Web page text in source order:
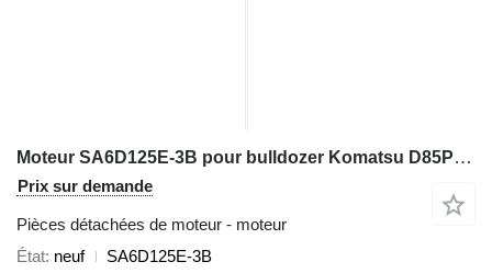
Moteur SA6D125E-3B pour bulldozer Komatsu D85PX-15
Prix sur demande
Pièces détachées de moteur - moteur
État neuf
SA6D125E-3B